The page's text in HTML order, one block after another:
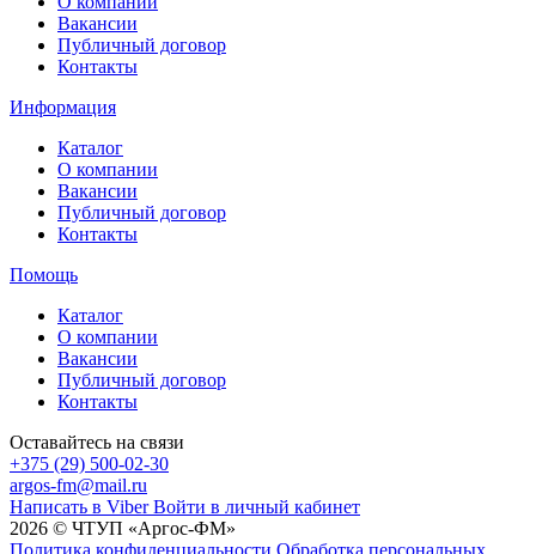
Вакансии
Публичный договор
Контакты
Информация
Каталог
О компании
Вакансии
Публичный договор
Контакты
Помощь
Каталог
О компании
Вакансии
Публичный договор
Контакты
Оставайтесь на связи
+375 (29) 500-02-30
argos-fm@mail.ru
Написать в Viber Войти в личный кабинет
2026 © ЧТУП «Аргос-ФМ»
Политика конфиденциальности Обработка персональных